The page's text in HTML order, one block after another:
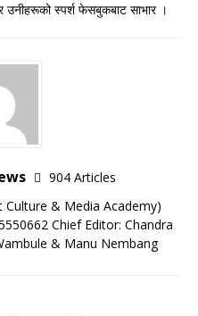
उनीहरूको स्पर्श फेसबुकबाट साभार ।
904 Articles
Culture & Media Academy)
Chief Editor: Chandra
& Manu Nembang